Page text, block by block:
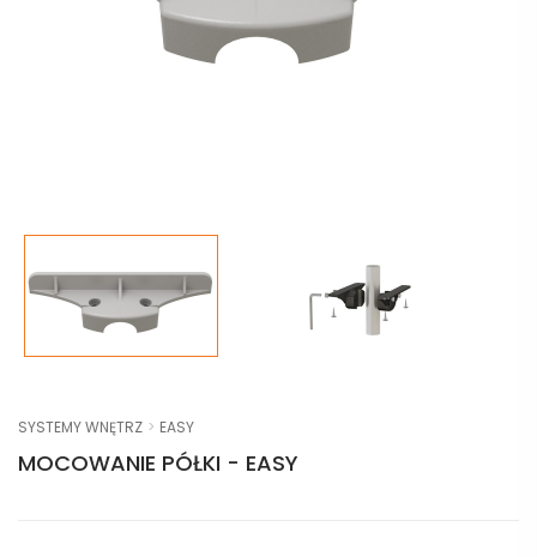
SYSTEMY WNĘTRZ EASY
MOCOWANIE PÓŁKI - EASY